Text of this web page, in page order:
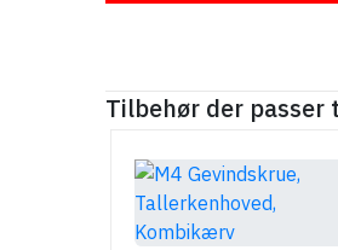
Tilbehør der